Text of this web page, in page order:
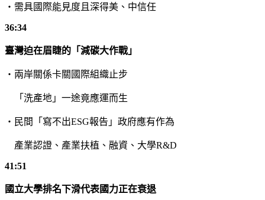
・需具國際能見度且深得美、中信任
36:34
臺灣迫在眉睫的「減碳大作戰」
・兩岸關係卡關國際組織止步
「洗產地」一途竟應運而生
・民間「寫不出ESG報告」政府應有作為
產業認證、產業扶植、融資、大學R&D
41:51
國立大學排名下滑代表國力正在衰退